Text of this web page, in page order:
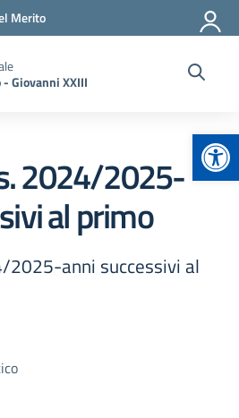
Merito
- Giovanni XXIII
2024/2025-
al primo
2025-anni successivi al